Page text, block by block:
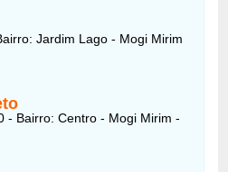
Jardim Lago - Mogi Mirim
- Bairro: Centro - Mogi Mirim -